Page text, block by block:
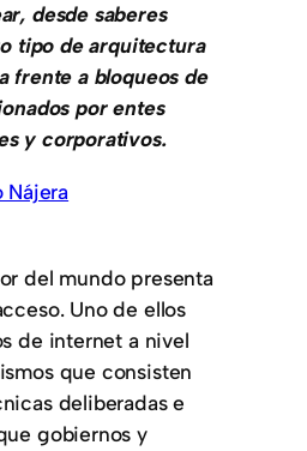
desde saberes
tipo de arquitectura
frente a bloqueos de
por entes
y corporativos.
Nájera
del mundo presenta
Uno de ellos
de internet a nivel
que consisten
deliberadas e
gobiernos y